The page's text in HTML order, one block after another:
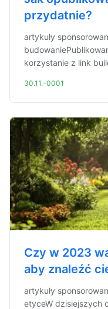
przydatnie?
artykuły
korzystanie z link
30.11.-0001
Czy w 2023
aby znaleźć
artykuły
etyceW dzisiejszych